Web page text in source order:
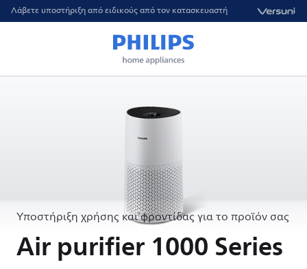
Λάβετε υποστήριξη από ειδικούς από τον κατασκευαστή
Υποστήριξη χρήσης και φροντίδας για το προϊόν σας
Air purifier 1000 Series